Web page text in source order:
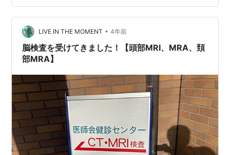
管が詰まったり、細くなったりしてないか、くも膜下出
血の原因となる動脈のこぶ（動脈瘤）や血管の奇形（動
静脈奇形）がないか調べることができます。 今日、郵送
で結果が返ってきました。 結果は…
LIVE IN THE MOMENT • 4年前
脳検査を受けてきました！【頭部MRI、MRA、頚
部MRA】